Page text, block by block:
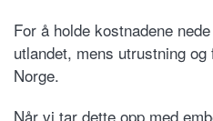
For å holde kostnadene
utlandet, mens utrustning
Norge.
Når vi tar dette opp med